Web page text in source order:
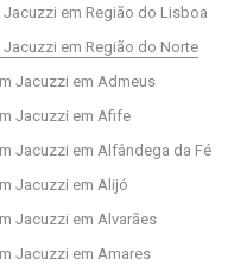
Jacuzzi em Região do Lisboa
Jacuzzi em Região do Norte
Jacuzzi em Admeus
Jacuzzi em Afife
Jacuzzi em Alfândega da Fé
Jacuzzi em Alijó
Jacuzzi em Alvarães
Jacuzzi em Amares